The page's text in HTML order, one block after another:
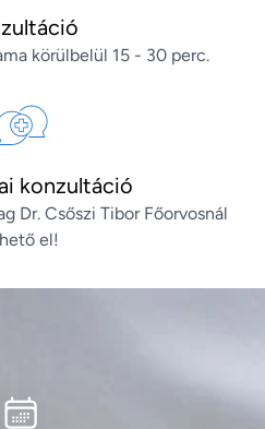
körülbelül 15 - 30 perc.
konzultáció
Dr. Csőszi Tibor Főorvosnál
el!